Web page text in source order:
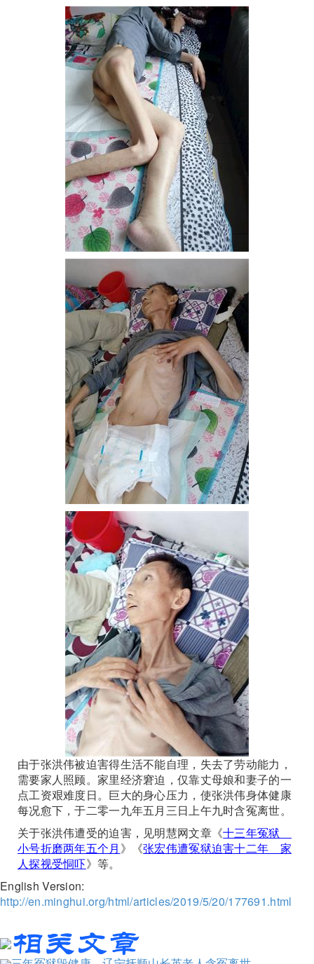
由于张洪伟被迫害得生活不能自理，失去了劳动能力，
需要家人照顾。家里经济窘迫，仅靠丈母娘和妻子的一
点工资艰难度日。巨大的身心压力，使张洪伟身体健康
每况愈下，于二零一九年五月三日上午九时含冤离世。
关于张洪伟遭受的迫害，见明慧网文章《十三年冤狱
小号折磨两年五个月 》《张宏伟遭冤狱迫害十二年 家
人探视受恫吓》等。
English Version:
http://en.minghui.org/html/articles/2019/5/20/177691.html